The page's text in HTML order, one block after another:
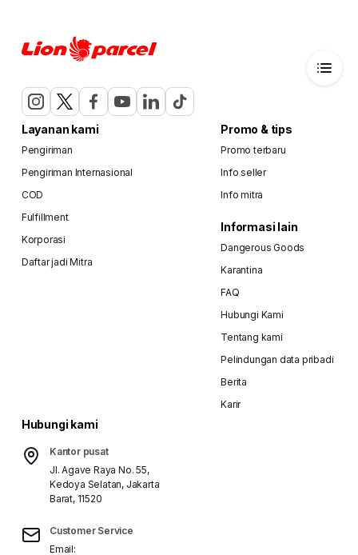
Layanan kami
Pengiriman
Pengiriman Internasional
COD
Fulfillment
Korporasi
Daftar jadi Mitra
Promo & tips
Promo terbaru
Info seller
Info mitra
Informasi lain
Dangerous Goods
Karantina
FAQ
Hubungi Kami
Tentang kami
Pelindungan data pribadi
Berita
Karir
Hubungi kami
Kantor pusat
Jl. Agave Raya No. 55,
Kedoya Selatan, Jakarta
Barat, 11520
Customer Service
Email: